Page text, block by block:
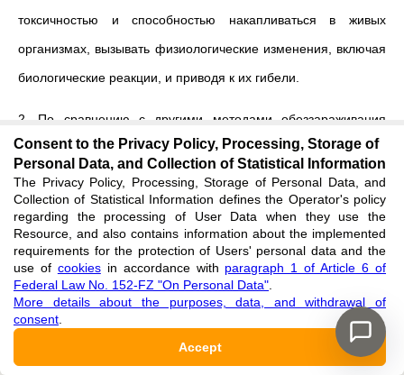
токсичностью и способностью накапливаться в живых
организмах, вызывать физиологические изменения, включая
биологические реакции, и приводя к их гибели.
2. По сравнению с другими методами обеззараживания
бактерицидный эффект не сопровождается образованием
канцерогенных продуктов трансформации химических
соединений в воде, что исключает опасность передозировки
УФ-излучения.
3. Результаты работы позволят обратить внимание
эксплуатирующих организаций на необходимость
регулярного мониторинга условий работы УФ-систем для
поддержания стабильного и качественного результата.
Consent to the Privacy Policy, Processing, Storage of
Personal Data, and Collection of Statistical Information
The Privacy Policy, Processing, Storage of Personal Data, and
Collection of Statistical Information defines the Operator's policy
regarding the processing of User Data when they use the
Resource, and also contains information about the implemented
requirements for the protection of Users' personal data and the
use of cookiesin accordance with paragraph 1 of Article 6 of
Federal Law No. 152-FZ "On Personal Data"
More details about the purposes, data, and withdrawal of
consent
Accept